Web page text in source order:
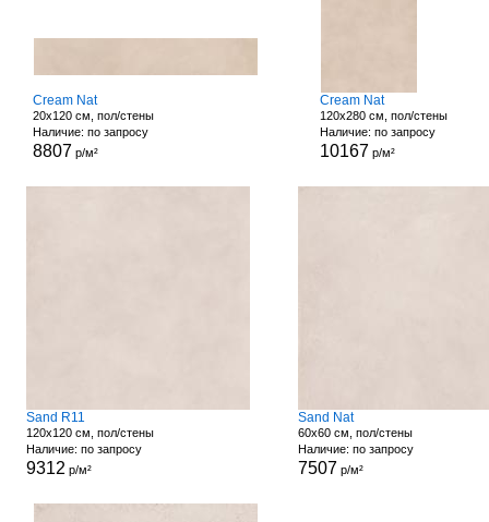
Cream Nat
20x120 см, пол/стены
Наличие: по запросу
8807 р/м²
Cream Nat
120x280 см, пол/стены
Наличие: по запросу
10167 р/м²
Sand R11
120x120 см, пол/стены
Наличие: по запросу
9312 р/м²
Sand Nat
60x60 см, пол/стены
Наличие: по запросу
7507 р/м²